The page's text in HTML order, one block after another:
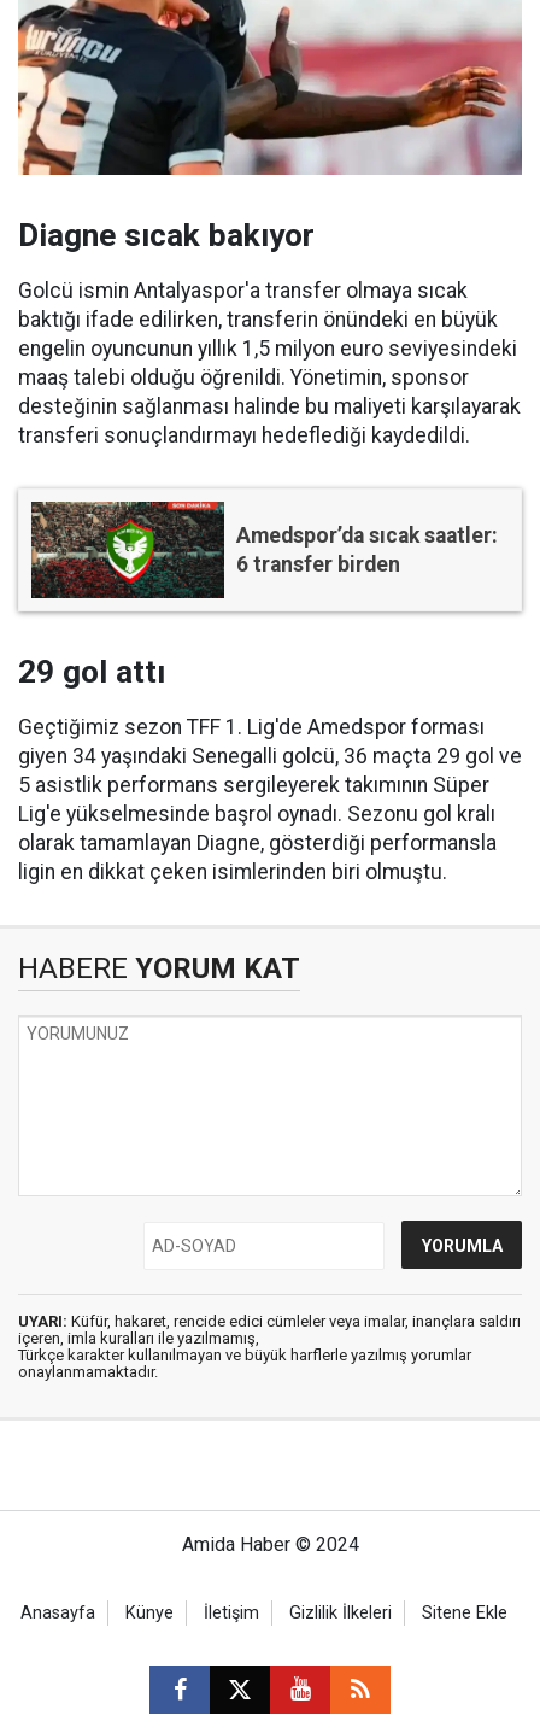
Diagne sıcak bakıyor
Golcü ismin Antalyaspor'a transfer olmaya sıcak
baktığı ifade edilirken, transferin önündeki en büyük
engelin oyuncunun yıllık 1,5 milyon euro seviyesindeki
maaş talebi olduğu öğrenildi. Yönetimin, sponsor
desteğinin sağlanması halinde bu maliyeti karşılayarak
transferi sonuçlandırmayı hedeflediği kaydedildi.
Amedspor’da sıcak saatler:
6 transfer birden
29 gol attı
Geçtiğimiz sezon TFF 1. Lig'de Amedspor forması
giyen 34 yaşındaki Senegalli golcü, 36 maçta 29 gol ve
5 asistlik performans sergileyerek takımının Süper
Lig'e yükselmesinde başrol oynadı. Sezonu gol kralı
olarak tamamlayan Diagne, gösterdiği performansla
ligin en dikkat çeken isimlerinden biri olmuştu.
HABERE YORUM KAT
UYARI: Küfür, hakaret, rencide edici cümleler veya imalar, inançlara saldırı
içeren, imla kuralları ile yazılmamış,
Türkçe karakter kullanılmayan ve büyük harflerle yazılmış yorumlar
onaylanmamaktadır.
Amida Haber © 2024
Anasayfa Künye İletişim Gizlilik İlkeleri Sitene Ekle